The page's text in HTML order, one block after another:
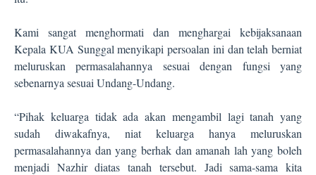
Kami sangat menghormati dan menghargai kebijaksanaan
Kepala KUA Sunggal menyikapi persoalan ini dan telah berniat
meluruskan permasalahannya sesuai dengan fungsi yang
sebenarnya sesuai Undang-Undang.
“Pihak keluarga tidak ada akan mengambil lagi tanah yang
sudah diwakafnya, niat keluarga hanya meluruskan
permasalahannya dan yang berhak dan amanah lah yang boleh
menjadi Nazhir diatas tanah tersebut. Jadi sama-sama kita